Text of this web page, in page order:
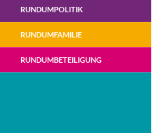
RUNDUMPOLITIK
RUNDUMFAMILIE
RUNDUMBETEILIGUNG